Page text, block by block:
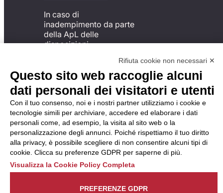
In caso di
inadempimento da parte
della ApL delle
disposizioni
possibile presentare un
reclamo
all’Organismo di
Monitoraggio utilizzando
una delle modalità
descritte al seguente
indirizzo web
https://odm-
agenzielavoro.it/reclami/.
Rifiuta cookie non necessari ✕
Questo sito web raccoglie alcuni
dati personali dei visitatori e utenti
Con il tuo consenso, noi e i nostri partner utilizziamo i cookie e
tecnologie simili per archiviare, accedere ed elaborare i dati
personali come, ad esempio, la visita al sito web o la
personalizzazione degli annunci. Poiché rispettiamo il tuo diritto
alla privacy, è possibile scegliere di non consentire alcuni tipi di
cookie. Clicca su preferenze GDPR per saperne di più.
Visualizza la Cookie Policy Completa
PREFERENZE GDPR